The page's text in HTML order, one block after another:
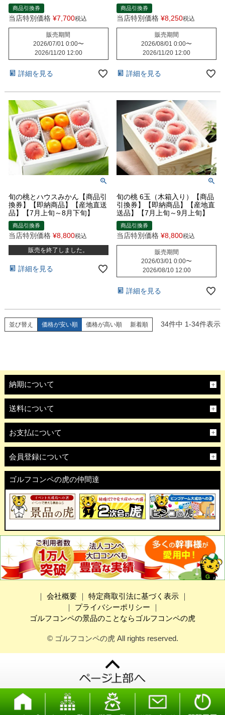
商品引換券
当店特別価格 ¥7,700税込
販売期間
2026/07/01 0:00〜
2026/11/20 12:00
詳細を見る
商品引換券
当店特別価格 ¥8,250税込
販売期間
2026/08/01 0:00〜
2026/11/20 12:00
詳細を見る
旬の桃とハウスみかん【商品引
換券】【即納商品】【産地直送
品】【7月上旬～8月下旬】
商品引換券
当店特別価格 ¥8,800税込
販売を終了しました。
詳細を見る
旬の桃 6玉（木箱入り）【商品
引換券】【即納商品】【産地直
送品】【7月上旬～9月上旬】
商品引換券
当店特別価格 ¥8,800税込
販売期間
2026/03/01 0:00〜
2026/08/10 12:00
詳細を見る
並び替え 価格が安い順 価格が高い順 新着順 34件中 1-34件表示
納期について
送料について
お支払について
会員登録について
ゴルフコンペの虎の仲間達
｜ 会社概要｜ 特定商取引法に基づく表示｜
｜ プライバシーポリシー ｜
ゴルフコンペの景品のことならゴルフコンペの虎
© ゴルフコンペの虎 All rights reserved.